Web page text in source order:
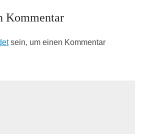
Kommentar
sein, um einen Kommentar